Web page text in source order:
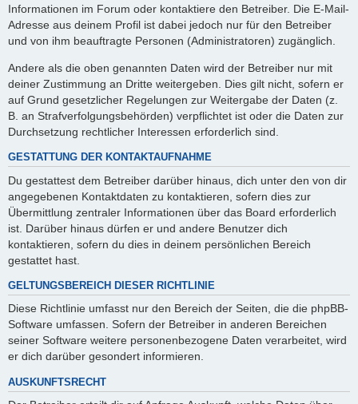
Informationen im Forum oder kontaktiere den Betreiber. Die E-Mail-
Adresse aus deinem Profil ist dabei jedoch nur für den Betreiber
und von ihm beauftragte Personen (Administratoren) zugänglich.
Andere als die oben genannten Daten wird der Betreiber nur mit
deiner Zustimmung an Dritte weitergeben. Dies gilt nicht, sofern er
auf Grund gesetzlicher Regelungen zur Weitergabe der Daten (z.
B. an Strafverfolgungsbehörden) verpflichtet ist oder die Daten zur
Durchsetzung rechtlicher Interessen erforderlich sind.
GESTATTUNG DER KONTAKTAUFNAHME
Du gestattest dem Betreiber darüber hinaus, dich unter den von dir
angegebenen Kontaktdaten zu kontaktieren, sofern dies zur
Übermittlung zentraler Informationen über das Board erforderlich
ist. Darüber hinaus dürfen er und andere Benutzer dich
kontaktieren, sofern du dies in deinem persönlichen Bereich
gestattet hast.
GELTUNGSBEREICH DIESER RICHTLINIE
Diese Richtlinie umfasst nur den Bereich der Seiten, die die phpBB-
Software umfassen. Sofern der Betreiber in anderen Bereichen
seiner Software weitere personenbezogene Daten verarbeitet, wird
er dich darüber gesondert informieren.
AUSKUNFTSRECHT